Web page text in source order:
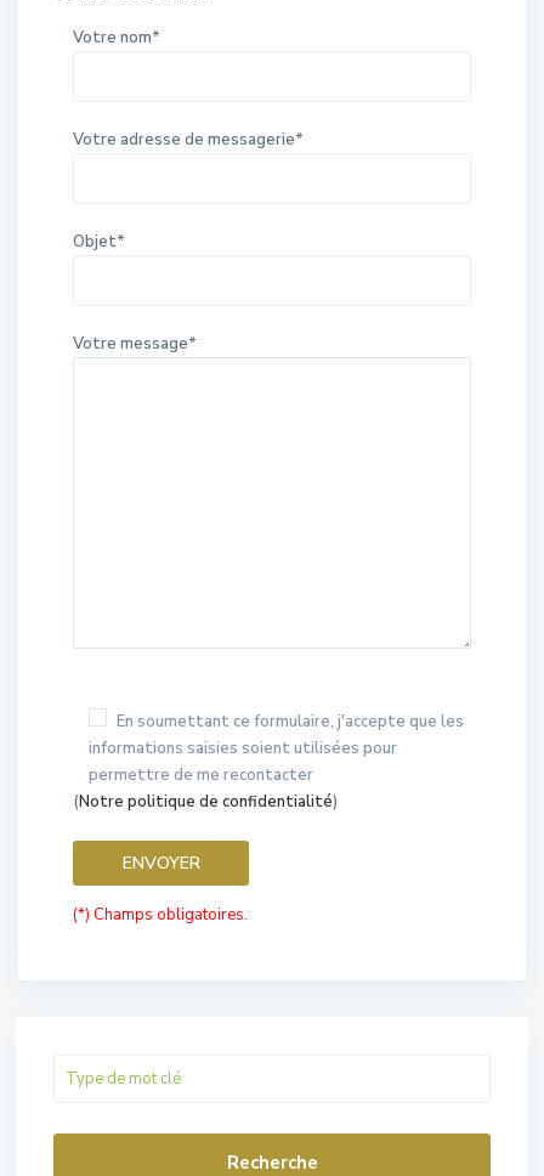
Votre nom*
Votre adresse de messagerie*
Objet*
Votre message*
En soumettant ce formulaire, j'accepte que les
informations saisies soient utilisées pour
permettre de me recontacter
(Notre politique de confidentialité)
(*) Champs obligatoires.
Recherche